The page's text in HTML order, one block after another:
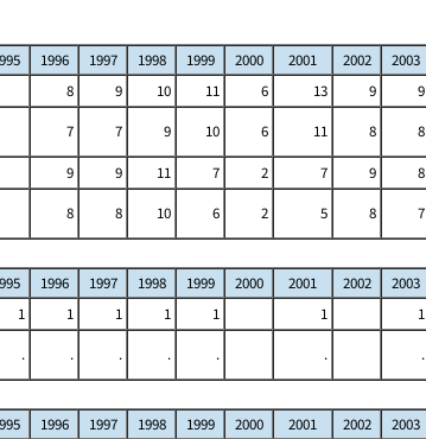
1996 1997 1998 1999 2000 2001 2002 2003
8 9 10 11 6 13 9 9
7 7 9 10 6 11 8 8
9 9 11 7 2 7 9 8
8 8 10 6 2 5 8 7
1996 1997 1998 1999 2000 2001 2002 2003
1 1 1 1 1 1 1
. . . . . . .
1996 1997 1998 1999 2000 2001 2002 2003